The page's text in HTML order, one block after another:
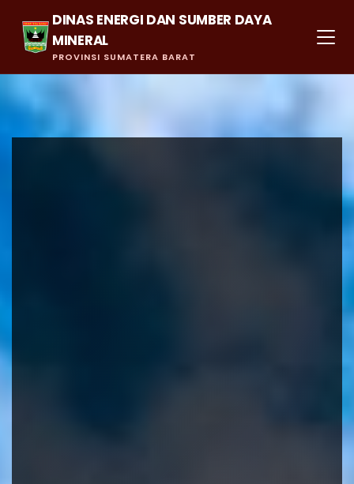
DINAS ENERGI DAN SUMBER DAYA
MINERAL
PROVINSI SUMATERA BARAT